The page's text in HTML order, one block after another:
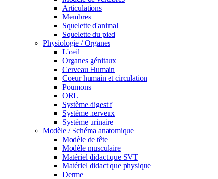
Articulations
Membres
Squelette d'animal
Squelette du pied
Physiologie / Organes
L'oeil
Organes génitaux
Cerveau Humain
Coeur humain et circulation
Poumons
ORL
Système digestif
Système nerveux
Système urinaire
Modèle / Schéma anatomique
Modèle de tête
Modèle musculaire
Matériel didactique SVT
Matériel didactique physique
Derme